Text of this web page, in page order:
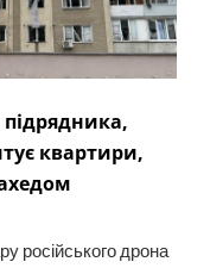
квартири,
російського дрона